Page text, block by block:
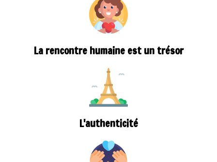
La rencontre humaine est un trésor
L'authenticité